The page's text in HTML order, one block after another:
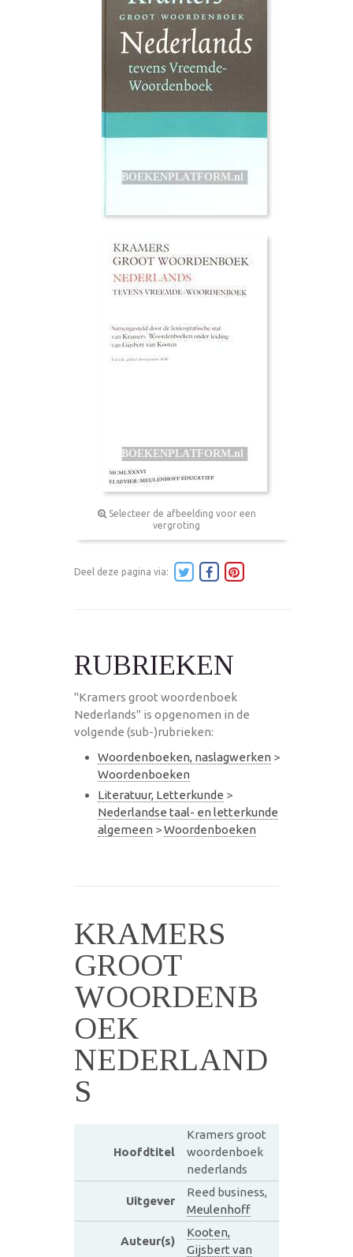
Selecteer de afbeelding voor een
vergroting
Deel deze pagina via:
RUBRIEKEN
"Kramers groot woordenboek
Nederlands" is opgenomen in de
volgende (sub-)rubrieken:
Woordenboeken, naslagwerken >
Woordenboeken
Literatuur, Letterkunde >
Nederlandse taal- en letterkunde
algemeen >Woordenboeken
KRAMERS
GROOT
WOORDENB
OEK
NEDERLAND
S
Hoofdtitel
Kramers groot
woordenboek
nederlands
Uitgever
Reed business,
Meulenhoff
Auteur(s)
Kooten,
Gijsbert van